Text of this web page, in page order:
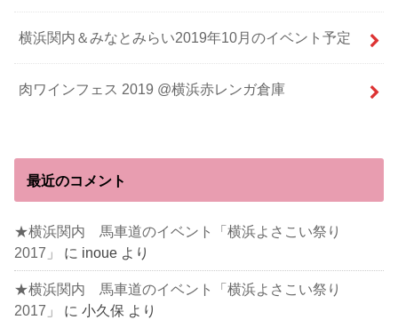
横浜関内＆みなとみらい2019年10月のイベント予定
肉ワインフェス 2019 @横浜赤レンガ倉庫
最近のコメント
★横浜関内 馬車道のイベント「横浜よさこい祭り
2017」
に inoue より
★横浜関内 馬車道のイベント「横浜よさこい祭り
2017」
に小久保 より